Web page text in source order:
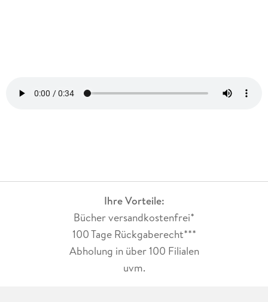
tolino@longshine.de
Ihre Vorteile:
Bücher versandkostenfrei*
100 Tage Rückgaberecht***
Abholung in über 100 Filialen
uvm.